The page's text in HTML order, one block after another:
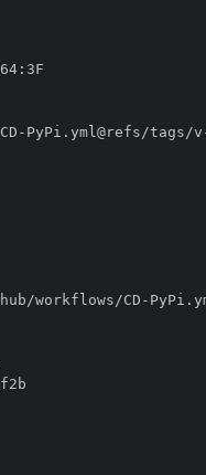
64:
- PyPi.yml@refs/tags/v
workflows/CD -